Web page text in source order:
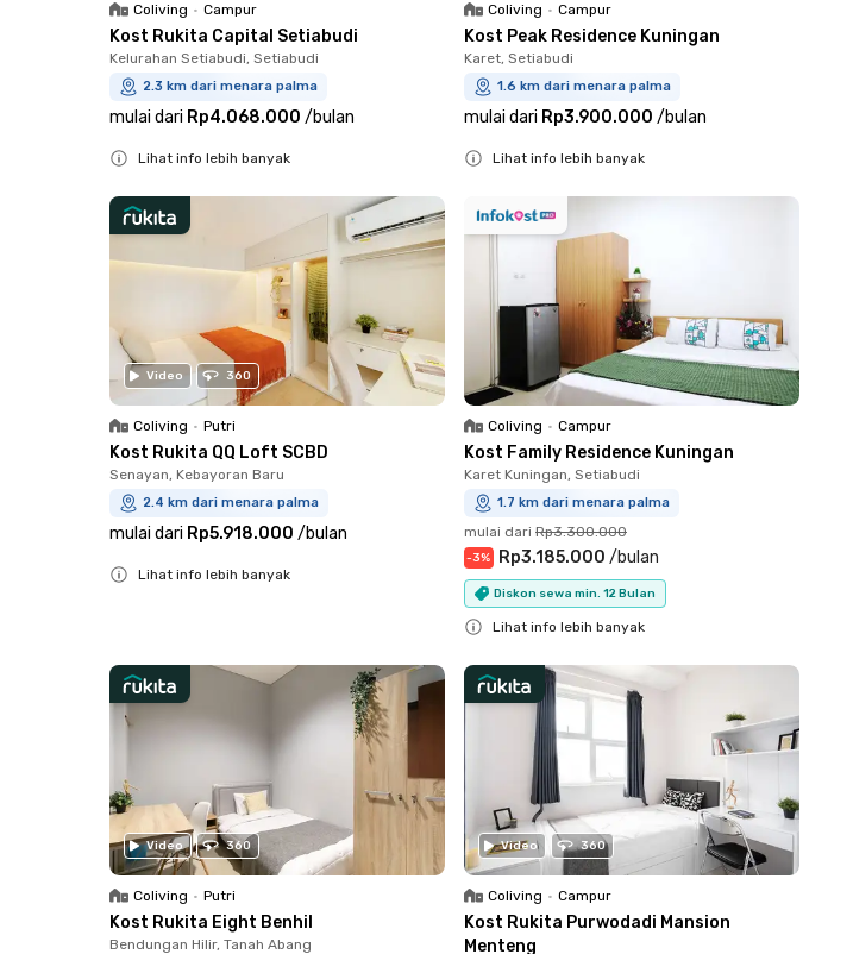
Coliving • Campur
Kost Rukita Capital Setiabudi
Kelurahan Setiabudi, Setiabudi
2.3 km dari menara palma
mulai dari Rp4.068.000 /bulan
Lihat info lebih banyak
Coliving • Campur
Kost Peak Residence Kuningan
Karet, Setiabudi
1.6 km dari menara palma
mulai dari Rp3.900.000 /bulan
Lihat info lebih banyak
Video 360
Coliving • Putri
Kost Rukita QQ Loft SCBD
Senayan, Kebayoran Baru
2.4 km dari menara palma
mulai dari Rp5.918.000 /bulan
Lihat info lebih banyak
Coliving • Campur
Kost Family Residence Kuningan
Karet Kuningan, Setiabudi
1.7 km dari menara palma
mulai dari Rp3.300.000
-3% Rp3.185.000 /bulan
Diskon sewa min. 12 Bulan
Lihat info lebih banyak
Video 360
Coliving • Putri
Kost Rukita Eight Benhil
Bendungan Hilir, Tanah Abang
Video 360
Coliving • Campur
Kost Rukita Purwodadi Mansion
Menteng